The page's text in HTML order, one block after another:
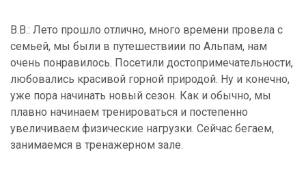
В.В.: Лето прошло отлично, много времени провела с
семьей, мы были в путешествиии по Альпам, нам
очень понравилось. Посетили достопримечательности,
любовались красивой горной природой. Ну и конечно,
уже пора начинать новый сезон. Как и обычно, мы
плавно начинаем тренироваться и постепенно
увеличиваем физические нагрузки. Сейчас бегаем,
занимаемся в тренажерном зале.